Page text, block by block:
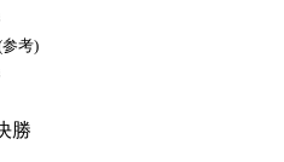
参考)
勝